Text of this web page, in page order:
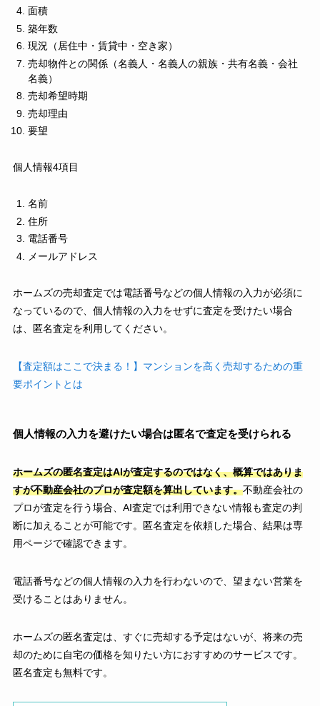
面積
築年数
現況（居住中・賃貸中・空き家）
売却物件との関係（名義人・名義人の親族・共有名義・会社
名義）
売却希望時期
売却理由
要望
個人情報4項目
名前
住所
電話番号
メールアドレス
ホームズの売却査定では電話番号などの個人情報の入力が必須に
なっているので、個人情報の入力をせずに査定を受けたい場合
は、匿名査定を利用してください。
【査定額はここで決まる！】マンションを高く売却するための重
要ポイントとは
個人情報の入力を避けたい場合は匿名で査定を受けられる
ホームズの匿名査定はAIが査定するのではなく、概算ではありま
すが不動産会社のプロが査定額を算出しています。不動産会社の
プロが査定を行う場合、AI査定では利用できない情報も査定の判
断に加えることが可能です。匿名査定を依頼した場合、結果は専
用ページで確認できます。
電話番号などの個人情報の入力を行わないので、望まない営業を
受けることはありません。
ホームズの匿名査定は、すぐに売却する予定はないが、将来の売
却のために自宅の価格を知りたい方におすすめのサービスです。
匿名査定も無料です。